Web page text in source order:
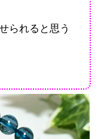
られると思う